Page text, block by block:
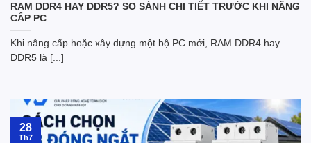
RAM DDR4 HAY DDR5? SO SÁNH CHI TIẾT TRƯỚC KHI NÂNG
CẤP PC
Khi nâng cấp hoặc xây dựng một bộ PC mới, RAM DDR4 hay
DDR5 là [...]
28
Th7